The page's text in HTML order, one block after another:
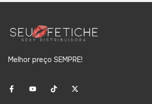
Melhor preço SEMPRE!